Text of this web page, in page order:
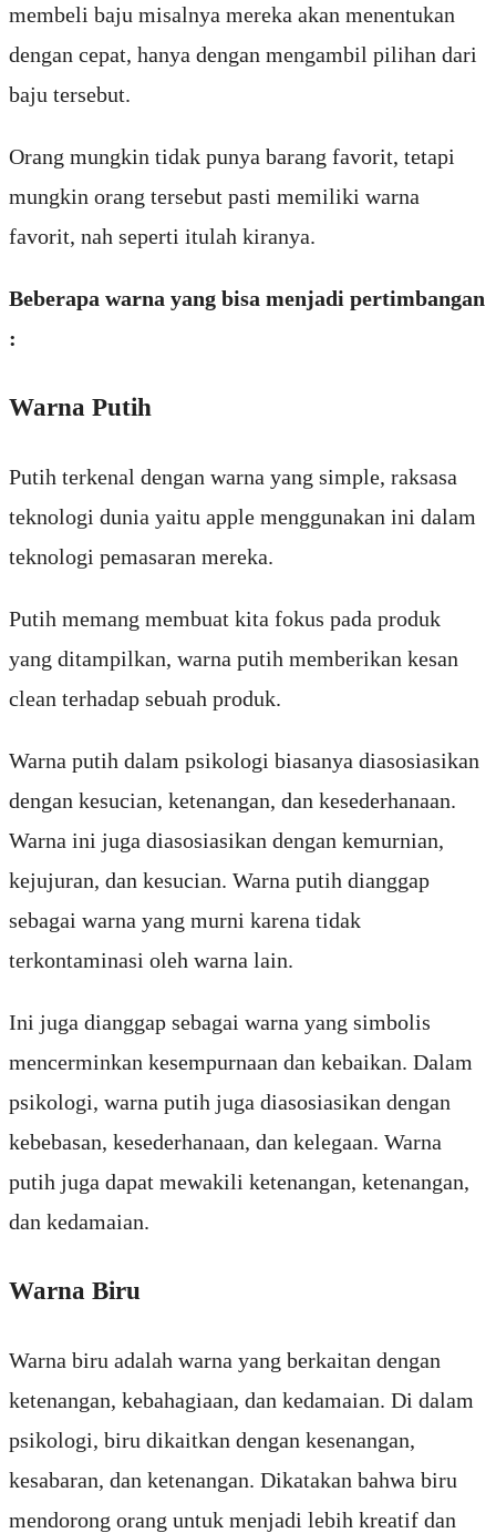
membeli baju misalnya mereka akan menentukan
dengan cepat, hanya dengan mengambil pilihan dari
baju tersebut.
Orang mungkin tidak punya barang favorit, tetapi
mungkin orang tersebut pasti memiliki warna
favorit, nah seperti itulah kiranya.
Beberapa warna yang bisa menjadi pertimbangan
:
Warna Putih
Putih terkenal dengan warna yang simple, raksasa
teknologi dunia yaitu apple menggunakan ini dalam
teknologi pemasaran mereka.
Putih memang membuat kita fokus pada produk
yang ditampilkan, warna putih memberikan kesan
clean terhadap sebuah produk.
Warna putih dalam psikologi biasanya diasosiasikan
dengan kesucian, ketenangan, dan kesederhanaan.
Warna ini juga diasosiasikan dengan kemurnian,
kejujuran, dan kesucian. Warna putih dianggap
sebagai warna yang murni karena tidak
terkontaminasi oleh warna lain.
Ini juga dianggap sebagai warna yang simbolis
mencerminkan kesempurnaan dan kebaikan. Dalam
psikologi, warna putih juga diasosiasikan dengan
kebebasan, kesederhanaan, dan kelegaan. Warna
putih juga dapat mewakili ketenangan, ketenangan,
dan kedamaian.
Warna Biru
Warna biru adalah warna yang berkaitan dengan
ketenangan, kebahagiaan, dan kedamaian. Di dalam
psikologi, biru dikaitkan dengan kesenangan,
kesabaran, dan ketenangan. Dikatakan bahwa biru
mendorong orang untuk menjadi lebih kreatif dan